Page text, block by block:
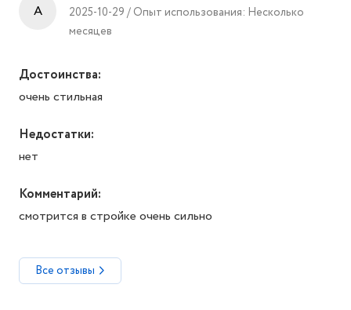
A
2025-10-29 / Опыт использования: Несколько
месяцев
Достоинства:
очень стильная
Недостатки:
нет
Комментарий:
смотрится в стройке очень сильно
Все отзывы